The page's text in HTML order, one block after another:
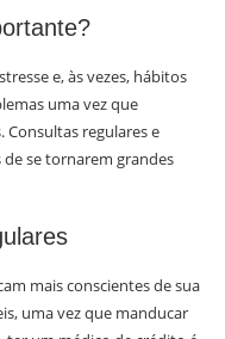
e, às vezes, hábitos
uma vez que
Consultas regulares e
se tornarem grandes
mais conscientes de sua
uma vez que manducar